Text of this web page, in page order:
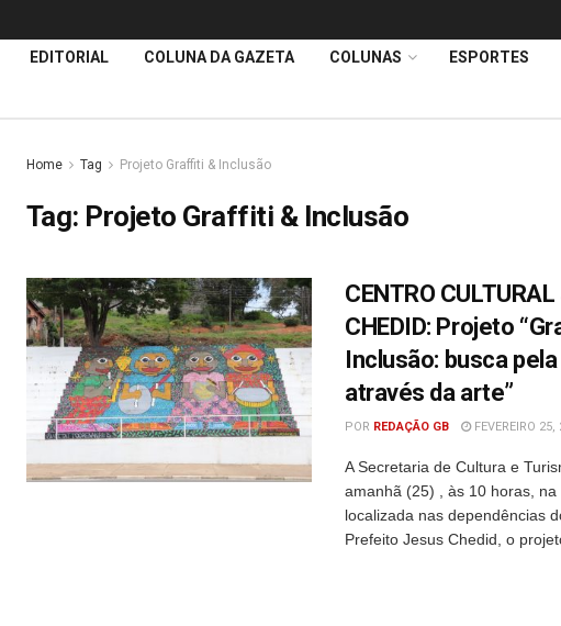
EDITORIAL COLUNA DA GAZETA COLUNAS ESPORTES
Home Tag Projeto Graffiti & Inclusão
Tag: Projeto Graffiti & Inclusão
CENTRO CULTURAL
CHEDID: Projeto
Inclusão: busca
através da arte”
POR REDAÇÃO GB FEVEREIRO 25,
A Secretaria de Cultura e
amanhã (25) , às 10 horas, na
localizada nas dependências
Prefeito Jesus Chedid, o